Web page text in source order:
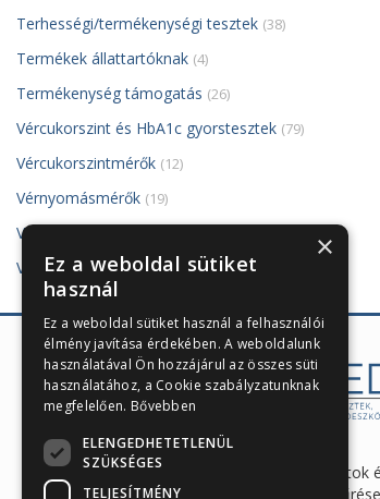
Terhességi/termékenységi tesztek (38)
Termékek állattartóknak (4)
Termékenység támogatás (26)
Vércukorszint és HbA1c gyorstesztek (79)
Vércukorszintmérők (12)
Vérnyomásmérők (19)
VivaDiag PoCT készülék és tesztjei
Vizelettesztek (121)
Enzimes béldaganatszűrés,
hasnyálmirigy funkciós vizsgálatok
egészségügyi gyorstesztek,
×
Ez a weboldal sütiket
használ
Ez a weboldal sütiket használ a felhasználói
élmény javítása érdekében. A weboldalunk
használatával Ön hozzájárul az összes süti
használatához, a Cookie szabályzatunknak
megfelelően. Bővebben
ELENGEDHETETLENÜL
SZÜKSÉGES
TELJESÍTMÉNY